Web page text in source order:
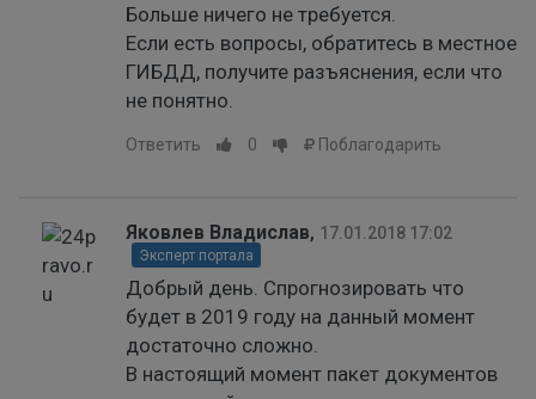
Больше ничего не требуется.
Если есть вопросы, обратитесь в местное
ГИБДД, получите разъяснения, если что
не понятно.
Ответить 0 Поблагодарить
Яковлев Владислав, 17.01.2018 17:02
Эксперт портала
Добрый день. Спрогнозировать что
будет в 2019 году на данный момент
достаточно сложно.
В настоящий момент пакет документов